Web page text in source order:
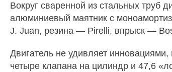
Вокруг сваренной из стальных труб
алюминиевый маятник с
J. Juan, резина — Pirelli, впрыск —
Двигатель не удивляет
четыре клапана на цилиндр и 47,6